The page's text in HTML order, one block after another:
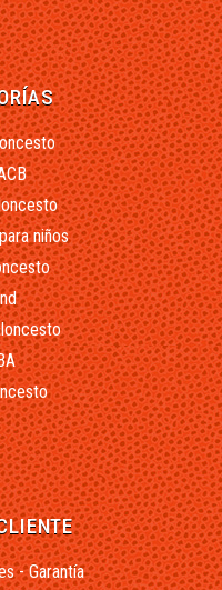
niños
- Garantía